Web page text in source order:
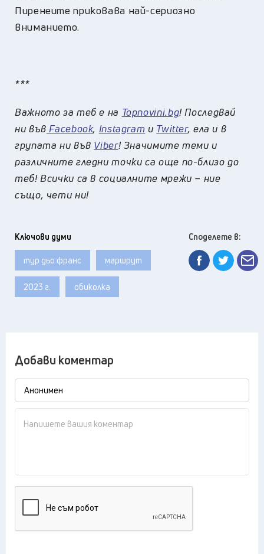
Пиренеите приковава най-сериозно
вниманието.
***
Важното за теб е на Topnovini.bg! Последвай
ни във Facebook, Instagram и Twitter, ела и в
групата ни във Viber! Значимите теми и
различните гледни точки са още по-близо до
теб! Всички са в социалните мрежи – ние
също, чети ни!
Ключови думи
тур дьо франс маршрут
2023 г. обиколка
Споделете в:
Добави коментар